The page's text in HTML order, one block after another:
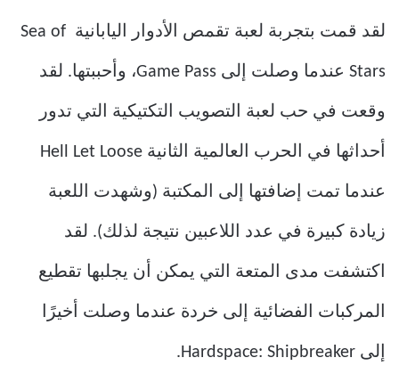
لقد قمت بتجربة لعبة تقمص الأدوار اليابانية Sea of ​​
Stars عندما وصلت إلى Game Pass، وأحببتها. لقد
وقعت في حب لعبة التصويب التكتيكية التي تدور
أحداثها في الحرب العالمية الثانية Hell Let Loose
عندما تمت إضافتها إلى المكتبة (وشهدت اللعبة
زيادة كبيرة في عدد اللاعبين نتيجة لذلك). لقد
اكتشفت مدى المتعة التي يمكن أن يجلبها تقطيع
المركبات الفضائية إلى خردة عندما وصلت أخيرًا
إلى Hardspace: Shipbreaker.